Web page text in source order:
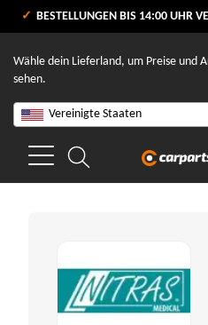
VERSANDKOSTENFREI AB 80 €
BESTELLUNGEN BIS 14:00 UHR
Wähle dein Lieferland, um Preise und
sehen.
Vereinigte Staaten